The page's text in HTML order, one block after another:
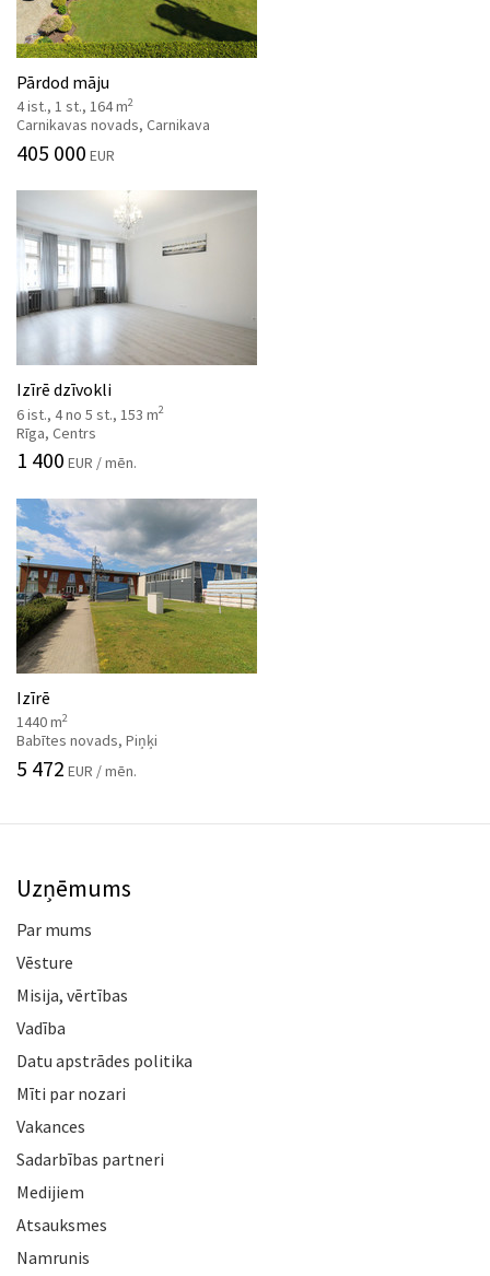
Pārdod māju
4 ist., 1 st., 164 m2
Carnikavas novads, Carnikava
405 000 EUR
Izīrē dzīvokli
6 ist., 4 no 5 st., 153 m2
Rīga, Centrs
1 400 EUR / mēn.
Izīrē
1440 m2
Babītes novads, Piņķi
5 472 EUR / mēn.
Uzņēmums
Par mums
Vēsture
Misija, vērtības
Vadība
Datu apstrādes politika
Mīti par nozari
Vakances
Sadarbības partneri
Medijiem
Atsauksmes
Namrunis